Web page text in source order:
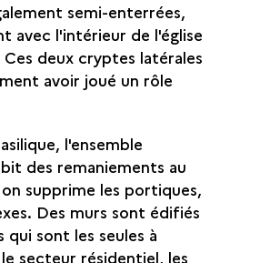
semi-enterrées,
avec l'intérieur de l'église
deux cryptes latérales
avoir joué un rôle
l'ensemble
des remaniements au
supprime les portiques,
Des murs sont édifiés
qui sont les seules à
secteur résidentiel, les